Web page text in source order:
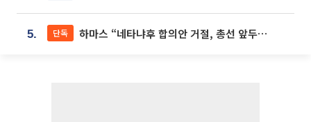
5. 단독 하마스 “네타냐후 합의안 거절, 총선 앞두고 시간 끌기”